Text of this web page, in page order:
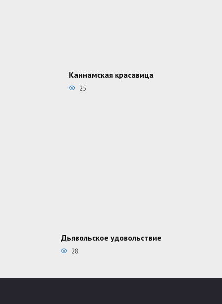
Каннамская красавица
25
Дьявольское удовольствие
28